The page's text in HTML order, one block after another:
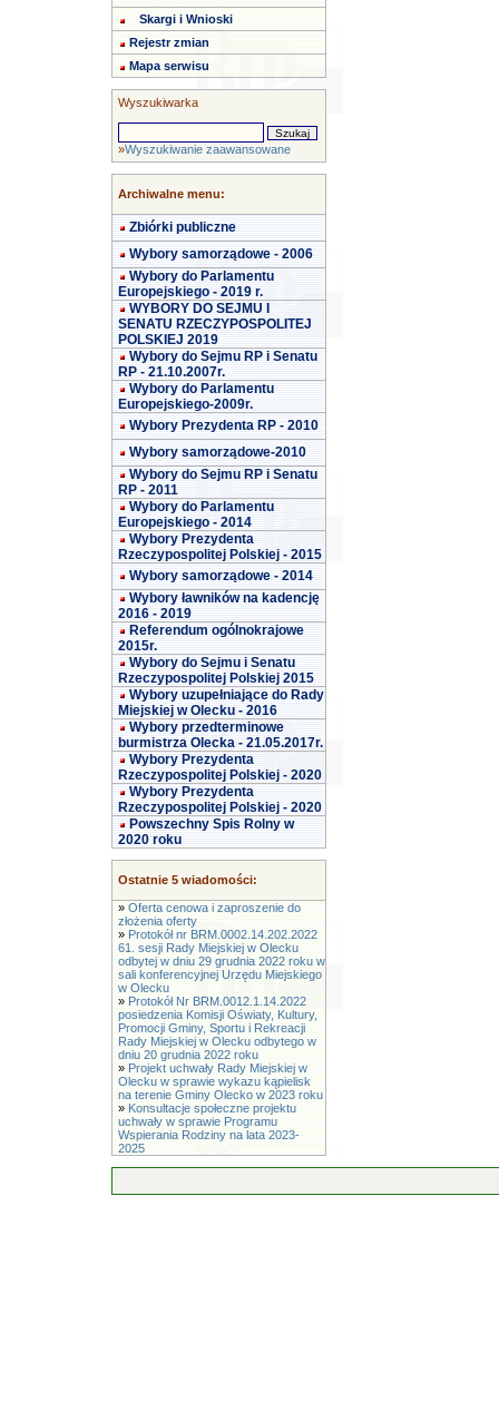
Skargi i Wnioski
Rejestr zmian
Mapa serwisu
Wyszukiwarka
»Wyszukiwanie zaawansowane
Archiwalne menu:
Zbiórki publiczne
Wybory samorządowe - 2006
Wybory do Parlamentu
Europejskiego - 2019 r.
WYBORY DO SEJMU I
SENATU RZECZYPOSPOLITEJ
POLSKIEJ 2019
Wybory do Sejmu RP i Senatu
RP - 21.10.2007r.
Wybory do Parlamentu
Europejskiego-2009r.
Wybory Prezydenta RP - 2010
Wybory samorządowe-2010
Wybory do Sejmu RP i Senatu
RP - 2011
Wybory do Parlamentu
Europejskiego - 2014
Wybory Prezydenta
Rzeczypospolitej Polskiej - 2015
Wybory samorządowe - 2014
Wybory ławników na kadencję
2016 - 2019
Referendum ogólnokrajowe
2015r.
Wybory do Sejmu i Senatu
Rzeczypospolitej Polskiej 2015
Wybory uzupełniające do Rady
Miejskiej w Olecku - 2016
Wybory przedterminowe
burmistrza Olecka - 21.05.2017r.
Wybory Prezydenta
Rzeczypospolitej Polskiej - 2020
Wybory Prezydenta
Rzeczypospolitej Polskiej - 2020
Powszechny Spis Rolny w
2020 roku
Ostatnie 5 wiadomości:
» Oferta cenowa i zaproszenie do
złożenia oferty
» Protokół nr BRM.0002.14.202.2022
61. sesji Rady Miejskiej w Olecku
odbytej w dniu 29 grudnia 2022 roku w
sali konferencyjnej Urzędu Miejskiego
w Olecku
» Protokół Nr BRM.0012.1.14.2022
posiedzenia Komisji Oświaty, Kultury,
Promocji Gminy, Sportu i Rekreacji
Rady Miejskiej w Olecku odbytego w
dniu 20 grudnia 2022 roku
» Projekt uchwały Rady Miejskiej w
Olecku w sprawie wykazu kąpielisk
na terenie Gminy Olecko w 2023 roku
» Konsultacje społeczne projektu
uchwały w sprawie Programu
Wspierania Rodziny na lata 2023-
2025